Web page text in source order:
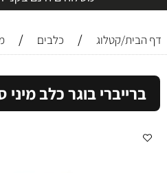
דף הבית/קטלוג / כלבים /
ברייברי בוגר כלב מיני